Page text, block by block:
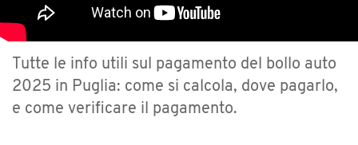
Tutte le info utili sul pagamento del bollo auto
2025 in Puglia: come si calcola, dove pagarlo,
e come verificare il pagamento.